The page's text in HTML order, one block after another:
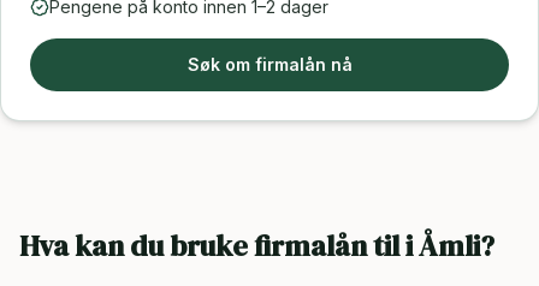
Pengene på konto innen 1–2 dager
Søk om firmalån nå
Hva kan du bruke firmalån til iÅmli?